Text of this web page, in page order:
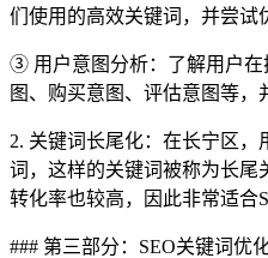
们使用的高效关键词，并尝试
③ 用户意图分析：了解用户在
图、购买意图、评估意图等，
2. 关键词长尾化：在长宁区
词，这样的关键词被称为长尾
转化率也较高，因此非常适合
### 第三部分：SEO关键词优